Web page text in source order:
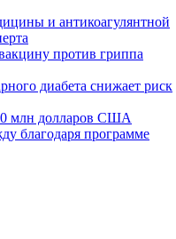
и антикоагулянтной
против гриппа
диабета снижает риск
млн долларов США
благодаря программе